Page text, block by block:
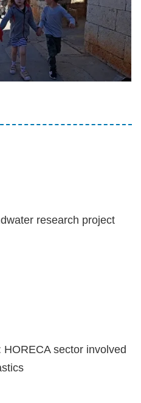
research project
sector involved